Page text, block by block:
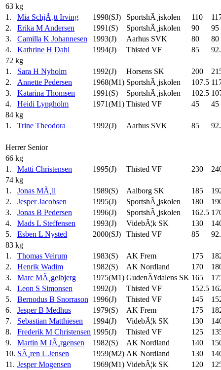
63 kg
1.
Mia SchjÃ¸tt Irving 1998(SJ) SportshÃ¸jskolen 110
2.
Erika M Andersen 1991(S) SportshÃ¸jskolen 90
95
3.
Camilla K Johannesen 1993(J) Aarhus SVK 80
80
4.
Kathrine H Dahl 1994(J) Thisted VF 85
72 kg
1.
Sara H Nyholm 1992(J) Horsens SK 200
2.
Annette Pedersen 1968(M1) SportshÃ¸jskolen 107.5
3.
Katarina Thomsen 1991(S) SportshÃ¸jskolen 102.5
4.
Heidi Lyngholm 1971(M1) Thisted VF 45
45
84 kg
1.
Trine Theodora 1992(J) Aarhus SVK 85
Herrer Senior
66 kg
1.
Matti Christensen 1995(J) Thisted VF 230
74 kg
1.
Jonas MÃ¸ll 1989(S) Aalborg SK 185
2.
Jesper Jacobsen 1995(J) SportshÃ¸jskolen 180
3.
Jonas B Pedersen 1996(J) SportshÃ¸jskolen 162.5
4.
Mads L Steffensen 1993(J) VidebÃ¦k SK 130
5.
Esben L Nysted 2000(SJ) Thisted VF 85
83 kg
1.
Thomas Veirum 1983(S) AK Frem 175
2.
Henrik Wadim 1982(S) AK Nordland 170
3.
Marc MÃ¸gelbjerg 1975(M1) GudenÃ¥dalens SK 165
4.
Leon S Simonsen 1992(J) Thisted VF 152.5
5.
Bernodus B Snorrason 1996(J) Thisted VF 145
6.
Jesper B Medhus 1979(S) AK Frem 175
7.
Sebastian Matthiesen 1994(J) VidebÃ¦k SK 130
8.
Frederik M Christensen 1995(J) Thisted VF 125
9.
Martin M JÃ¸rgensen 1982(S) AK Nordland 140
10. SÃ¸ren L Jensen 1959(M2) AK Nordland 130
11. Jesper Mogensen 1969(M1) VidebÃ¦k SK 120